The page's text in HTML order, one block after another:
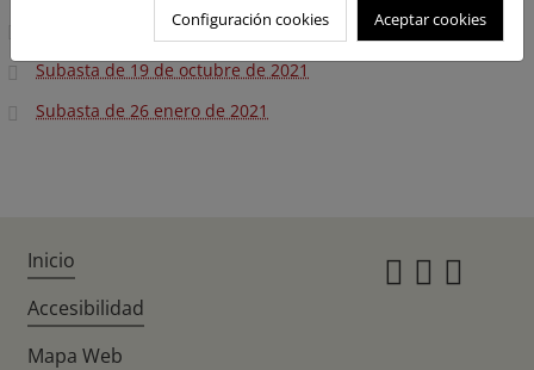
Subasta de 25 de octubre de 2022
Subasta de 19 de octubre de 2021
Subasta de 26 enero de 2021
Configuración cookies Aceptar cookies
Inicio
Accesibilidad
Mapa Web